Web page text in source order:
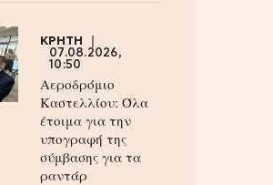
ΚΡΗΤΗ
07.08.2026,
10:50
Αεροδρόμιο
Καστελλίου: Όλα
έτοιμα για την
υπογραφή της
σύμβασης για τα
ραντάρ